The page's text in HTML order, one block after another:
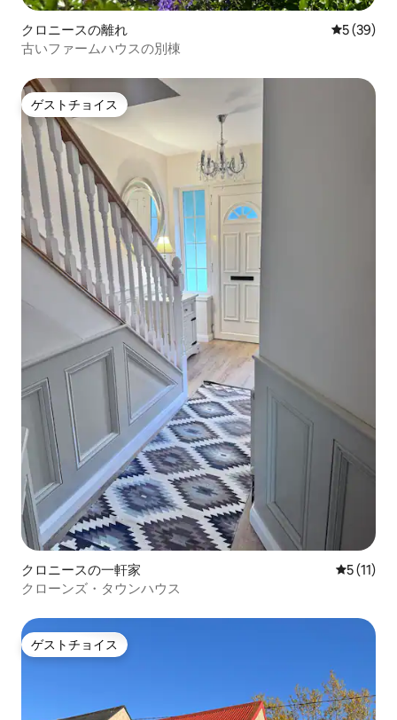
クロニースの離れ レビュー
5 (39)
古いファームハウスの別棟
ゲストチョイス
ゲストチョイス
クロニースの一軒家 レビュー
5 (11)
クローンズ・タウンハウス
ゲストチョイス
ゲストチョイス